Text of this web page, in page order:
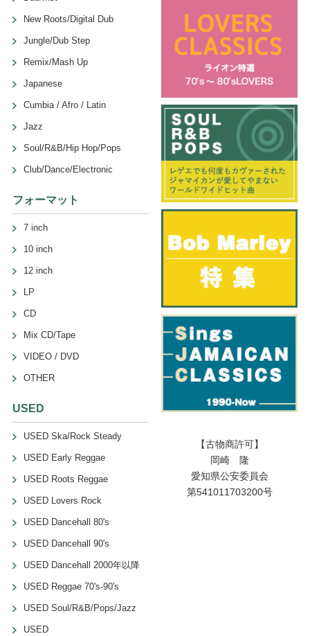
New Roots/Digital Dub
Jungle/Dub Step
Remix/Mash Up
Japanese
Cumbia / Afro / Latin
Jazz
Soul/R&B/Hip Hop/Pops
Club/Dance/Electronic
フォーマット
7 inch
10 inch
12 inch
LP
CD
Mix CD/Tape
VIDEO / DVD
OTHER
USED
USED Ska/Rock Steady
USED Early Reggae
USED Roots Reggae
USED Lovers Rock
USED Dancehall 80's
USED Dancehall 90's
USED Dancehall 2000年以降
USED Reggae 70's-90's
USED Soul/R&B/Pops/Jazz
USED
【古物商許可】
岡崎 隆
愛知県公安委員会
第541011703200号